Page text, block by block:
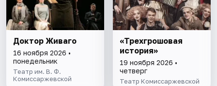
Доктор Живаго
16 ноября 2026 •
понедельник
Театр им. В. Ф.
Комиссаржевской
«Трехгрошовая
история»
19 ноября 2026 •
четверг
Театр Комиссаржевской